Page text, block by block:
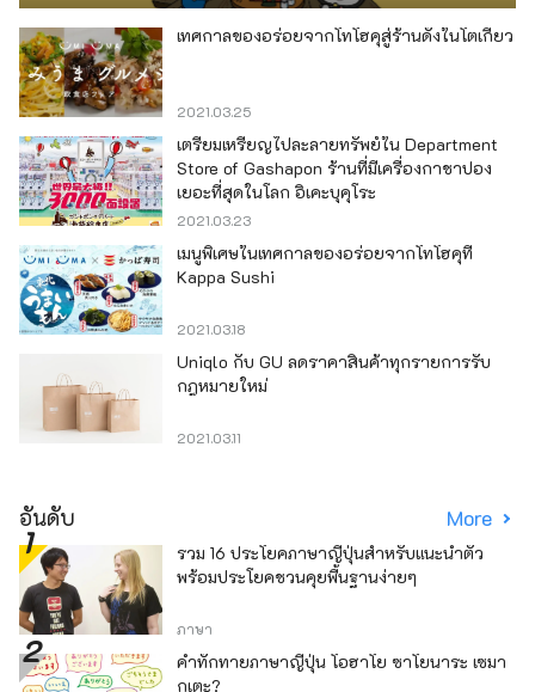
เทศกาลของอร่อยจากโทโฮคุสู่ร้านดังในโตเกียว
2021.03.25
เตรียมเหรียญไปละลายทรัพย์ใน Department
Store of Gashapon ร้านที่มีเครื่องกาชาปอง
เยอะที่สุดในโลก อิเคะบุคุโระ
2021.03.23
เมนูพิเศษในเทศกาลของอร่อยจากโทโฮคุที่
Kappa Sushi
2021.03.18
Uniqlo กับ GU ลดราคาสินค้าทุกรายการรับ
กฎหมายใหม่
2021.03.11
อันดับ More
รวม 16 ประโยคภาษาญี่ปุ่นสำหรับแนะนำตัว
พร้อมประโยคชวนคุยพื้นฐานง่ายๆ
ภาษา
คำทักทายภาษาญี่ปุ่น โอฮาโย ซาโยนาระ เซมา
กุเตะ?